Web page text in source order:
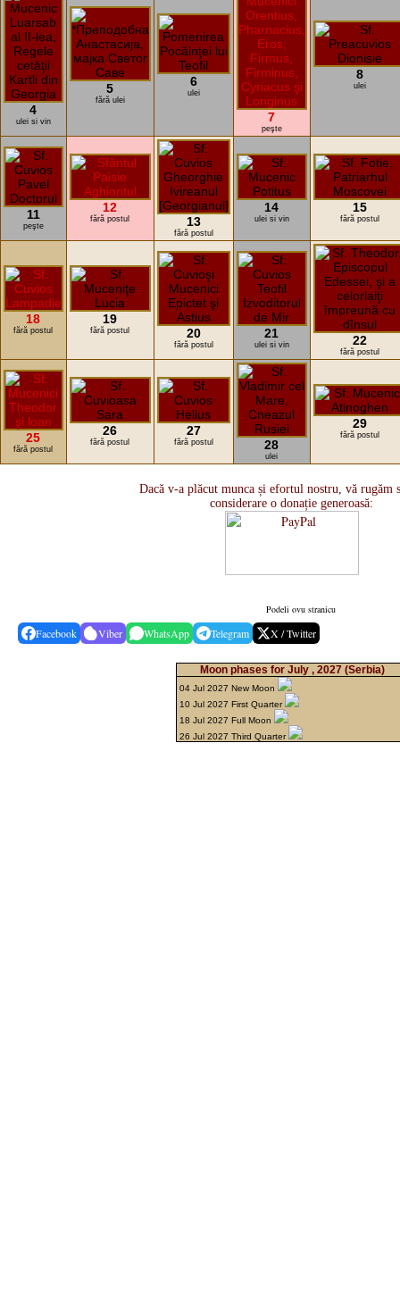
4
ulei si vin
5
fără ulei
6
ulei
7
peşte
8
ulei
11
peşte
12
fără postul 13
fără postul
14
ulei si vin
15
fără postul
18
fără postul
19
fără postul 20
fără postul
21
ulei si vin 22
fără postul
25
fără postul
26
fără postul
27
fără postul 28
ulei
29
fără postul
Dacă v-a plăcut munca și efortul nostru, vă rugăm
considerare o donație generoasă:
Podeli ovu stranicu
Facebook Viber WhatsApp Telegram X / Twitter
Moon phases for July , 2027(Serbia)
04 Jul 2027 New Moon
10 Jul 2027 First Quarter
18 Jul 2027 Full Moon
26 Jul 2027 Third Quarter